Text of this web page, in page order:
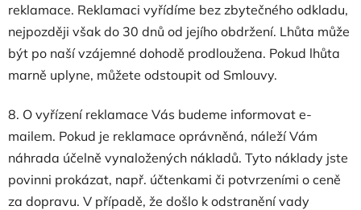
reklamace. Reklamaci vyřídíme bez zbytečného odkladu,
nejpozději však do 30 dnů od jejího obdržení. Lhůta může
být po naší vzájemné dohodě prodloužena. Pokud lhůta
marně uplyne, můžete odstoupit od Smlouvy.
8. O vyřízení reklamace Vás budeme informovat e-
mailem. Pokud je reklamace oprávněná, náleží Vám
náhrada účelně vynaložených nákladů. Tyto náklady jste
povinni prokázat, např. účtenkami či potvrzeními o ceně
za dopravu. V případě, že došlo k odstranění vady